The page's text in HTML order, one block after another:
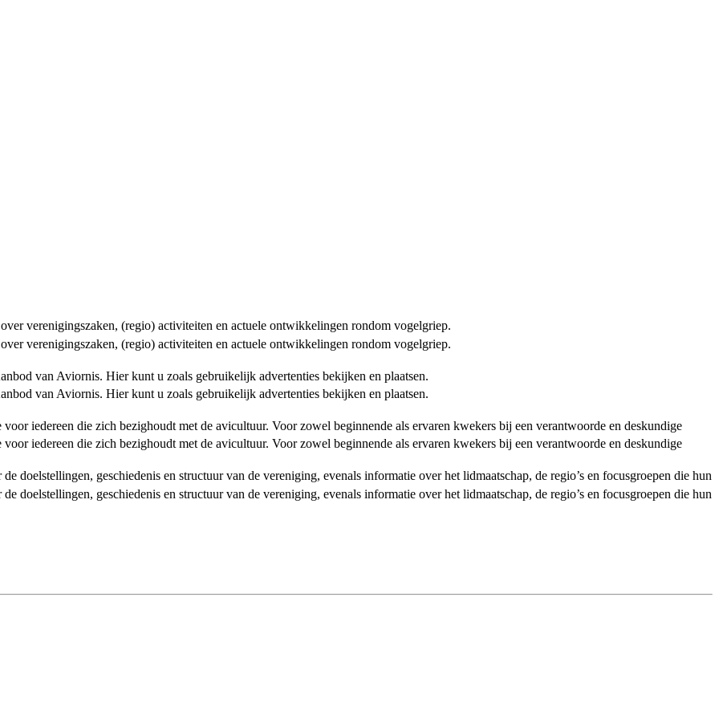
verenigingszaken, (regio) activiteiten en actuele ontwikkelingen rondom vogelgriep.
verenigingszaken, (regio) activiteiten en actuele ontwikkelingen rondom vogelgriep.
van Aviornis. Hier kunt u zoals gebruikelijk advertenties bekijken en plaatsen.
van Aviornis. Hier kunt u zoals gebruikelijk advertenties bekijken en plaatsen.
iedereen die zich bezighoudt met de avicultuur. Voor zowel beginnende als ervaren kwekers bij een verantwoorde en deskundige
iedereen die zich bezighoudt met de avicultuur. Voor zowel beginnende als ervaren kwekers bij een verantwoorde en deskundige
doelstellingen, geschiedenis en structuur van de vereniging, evenals informatie over het lidmaatschap, de regio’s en focusgroepen die hun
doelstellingen, geschiedenis en structuur van de vereniging, evenals informatie over het lidmaatschap, de regio’s en focusgroepen die hun